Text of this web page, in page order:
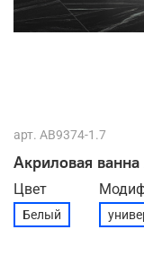
арт. AB9374-1.7
Акриловая ванна
Цвет
Белый